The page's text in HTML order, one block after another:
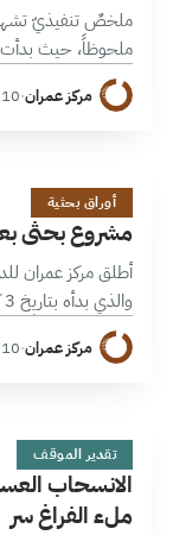
ملخصٌ تنفيذيّ تشهد
ملحوظاً، حيث بدأت
عدة مستويات، الأمر
بعد أن أدى…
مركز عمران·10 مايو 2019
م2 دقائق
أوراق بحثية
مشروع بحثي
أطلق مركز عمران
العالمي”، هادفاً
مواقف وتوقعات
مركز عمران·10 أبريل 2019
ا9 دقائق
تقدير الموقف
الانسحاب
ملء الفراغ سر